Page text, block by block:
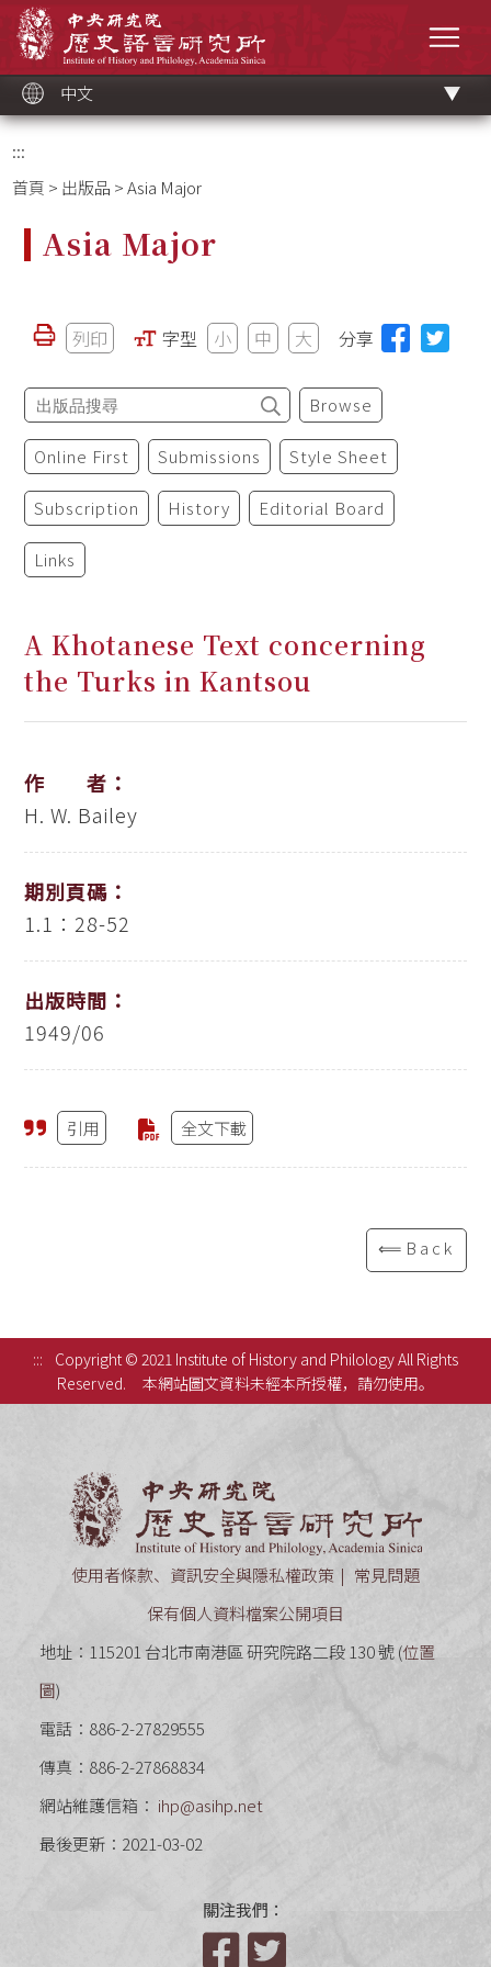
中文
:::
首頁 > 出版品 > Asia Major
Asia Major
列印 字型 小 中 大 分享
Browse
Online First Submissions Style Sheet
Subscription History Editorial Board
Links
A Khotanese Text concerning
the Turks in Kantsou
作 者：
H. W. Bailey
期別頁碼：
1.1：28-52
出版時間：
1949/06
引用 全文下載
⟸Back
:::
Copyright © 2021 Institute of History and Philology All Rights
Reserved.
本網站圖文資料未經本所授權，請勿使用。
使用者條款、資訊安全與隱私權政策
常見問題
保有個人資料檔案公開項目
地址：115201 台北市南港區 研究院路二段 130 號 (位置
圖)
電話：886-2-27829555
傳真：886-2-27868834
網站維護信箱： ihp@asihp.net
最後更新：2021-03-02
關注我們：
Facebook